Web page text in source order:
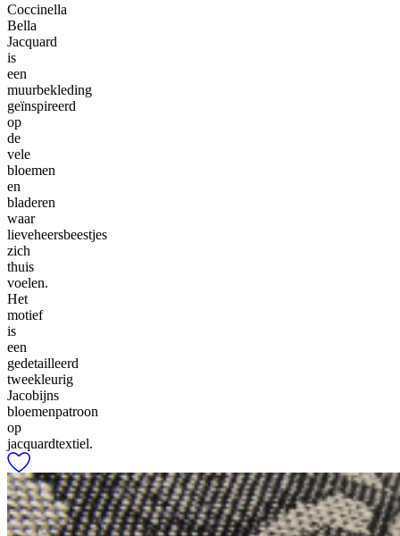
Coccinella
Bella
Jacquard
is
een
muurbekleding
geïnspireerd
op
de
vele
bloemen
en
bladeren
waar
lieveheersbeestjes
zich
thuis
voelen.
Het
motief
is
een
gedetailleerd
tweekleurig
Jacobijns
bloemenpatroon
op
jacquardtextiel.